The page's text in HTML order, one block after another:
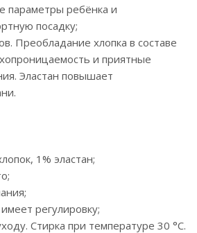
параметры ребёнка и
посадку;
Преобладание хлопка в составе
и приятные
Эластан повышает
1% эластан;
регулировку;
Стирка при температуре 30 °C.